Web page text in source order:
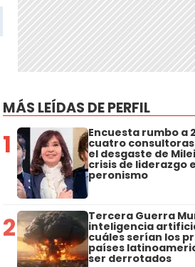
MÁS LEÍDAS DE PERFIL
1 Encuesta rumbo a
cuatro
el desgaste de
crisis de liderazgo
peronismo
2 Tercera Guerra
inteligencia
cuáles serían los
países
ser derrotados